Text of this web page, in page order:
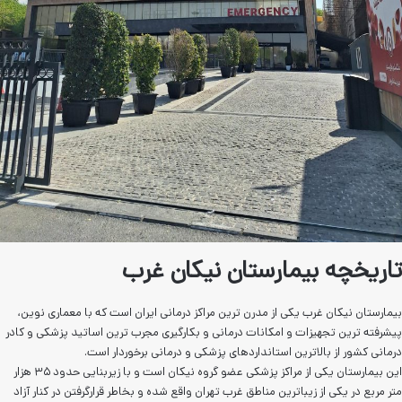
نیکان غرب
ترین مراکز درمانی ایران است که با معماری نوین،
درمانی و بکارگیری مجرب ترین اساتید پزشکی و کادر
پزشکی و درمانی برخوردار است.
این بیمارستان یکی از مراکز پزشکی عضو گروه نیکان است و با زیربنایی حدود ۳۵ هزار
غرب تهران واقع شده و بخاطر قرارگرفتن در کنار آزاد